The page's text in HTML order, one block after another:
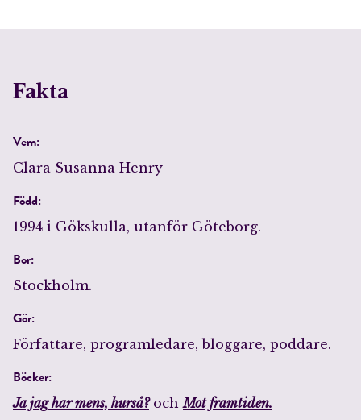
Fakta
Vem:
Clara Susanna Henry
Född:
1994 i Gökskulla, utanför Göteborg.
Bor:
Stockholm.
Gör:
Författare, programledare, bloggare, poddare.
Böcker:
Ja jag har mens, hurså?ochMot framtiden.